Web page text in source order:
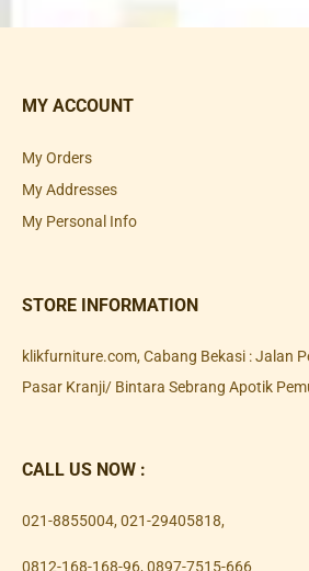
MY ACCOUNT
My Orders
My Addresses
My Personal Info
STORE INFORMATION
klikfurniture.com, Cabang Bekasi : Jalan
Pasar Kranji/ Bintara Sebrang Apotik
CALL US NOW :
021-8855004, 021-29405818,
0812-168-168-96, 0897-7515-666